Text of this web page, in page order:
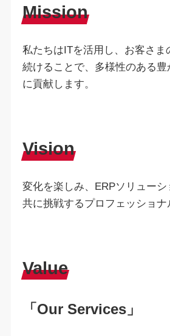
Mission
私たちはITを活用し、お客さま
続けることで、多様性のある
に貢献します。
Vision
変化を楽しみ、ERPソリューシ
共に挑戦するプロフェッショナ
Value
「Our Services」